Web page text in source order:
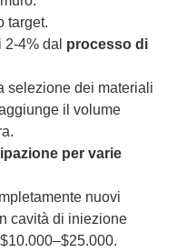
target.
4% dal processo di
selezione dei materiali
il volume
per varie
nuovi
cavità di iniezione